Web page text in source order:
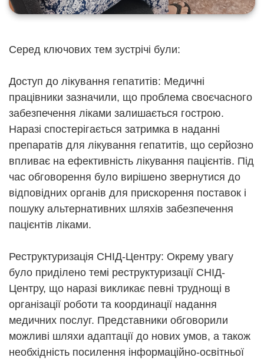
Серед ключових тем зустрічі були:
Доступ до лікування гепатитів: Медичні
працівники зазначили, що проблема своєчасного
забезпечення ліками залишається гострою.
Наразі спостерігається затримка в наданні
препаратів для лікування гепатитів, що серйозно
впливає на ефективність лікування пацієнтів. Під
час обговорення було вирішено звернутися до
відповідних органів для прискорення поставок і
пошуку альтернативних шляхів забезпечення
пацієнтів ліками.
Реструктуризація СНІД-Центру: Окрему увагу
було приділено темі реструктуризації СНІД-
Центру, що наразі викликає певні труднощі в
організації роботи та координації надання
медичних послуг. Представники обговорили
можливі шляхи адаптації до нових умов, а також
необхідність посилення інформаційно-освітньої